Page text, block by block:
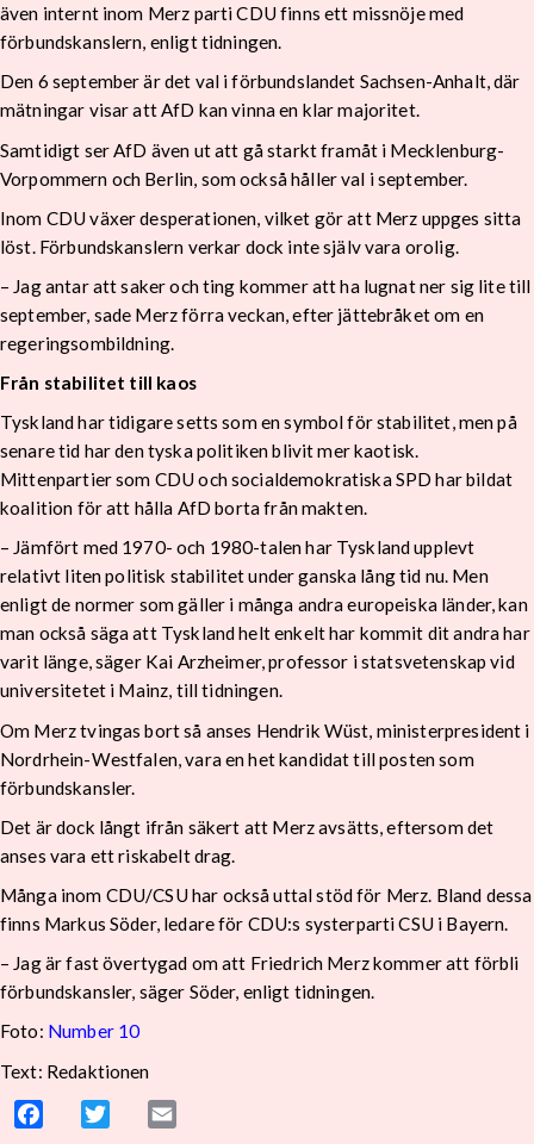
även internt inom Merz parti CDU finns ett missnöje med
förbundskanslern, enligt tidningen.
Den 6 september är det val i förbundslandet Sachsen-Anhalt, där
mätningar visar att AfD kan vinna en klar majoritet.
Samtidigt ser AfD även ut att gå starkt framåt i Mecklenburg-
Vorpommern och Berlin, som också håller val i september.
Inom CDU växer desperationen, vilket gör att Merz uppges sitta
löst. Förbundskanslern verkar dock inte själv vara orolig.
– Jag antar att saker och ting kommer att ha lugnat ner sig lite till
september, sade Merz förra veckan, efter jättebråket om en
regeringsombildning.
Från stabilitet till kaos
Tyskland har tidigare setts som en symbol för stabilitet, men på
senare tid har den tyska politiken blivit mer kaotisk.
Mittenpartier som CDU och socialdemokratiska SPD har bildat
koalition för att hålla AfD borta från makten.
– Jämfört med 1970- och 1980-talen har Tyskland upplevt
relativt liten politisk stabilitet under ganska lång tid nu. Men
enligt de normer som gäller i många andra europeiska länder, kan
man också säga att Tyskland helt enkelt har kommit dit andra har
varit länge, säger Kai Arzheimer, professor i statsvetenskap vid
universitetet i Mainz, till tidningen.
Om Merz tvingas bort så anses Hendrik Wüst, ministerpresident i
Nordrhein-Westfalen, vara en het kandidat till posten som
förbundskansler.
Det är dock långt ifrån säkert att Merz avsätts, eftersom det
anses vara ett riskabelt drag.
Många inom CDU/CSU har också uttal stöd för Merz. Bland dessa
finns Markus Söder, ledare för CDU:s systerparti CSU i Bayern.
– Jag är fast övertygad om att Friedrich Merz kommer att förbli
förbundskansler, säger Söder, enligt tidningen.
Foto: Number 10
Text: Redaktionen
Facebook Twitter